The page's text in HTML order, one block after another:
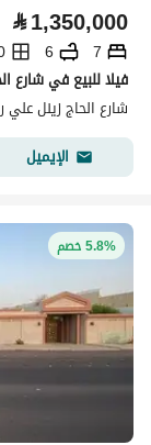
⃁1,350,000
7
6
شارع الحاج زينل
الإيميل
5.8% خصم